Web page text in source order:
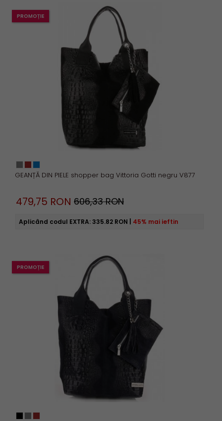
GEANȚĂ DIN PIELE shopper bag Vittoria Gotti negru V877
PROMOȚIE
479,75 RON 606,33 RON
Aplicând codul EXTRA:335.82 RON 45% mai ieftin
PROMOȚIE